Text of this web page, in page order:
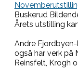
Buskerud
Årets utstilling
Andre
også har verk på
Reinsfelt, Krogh